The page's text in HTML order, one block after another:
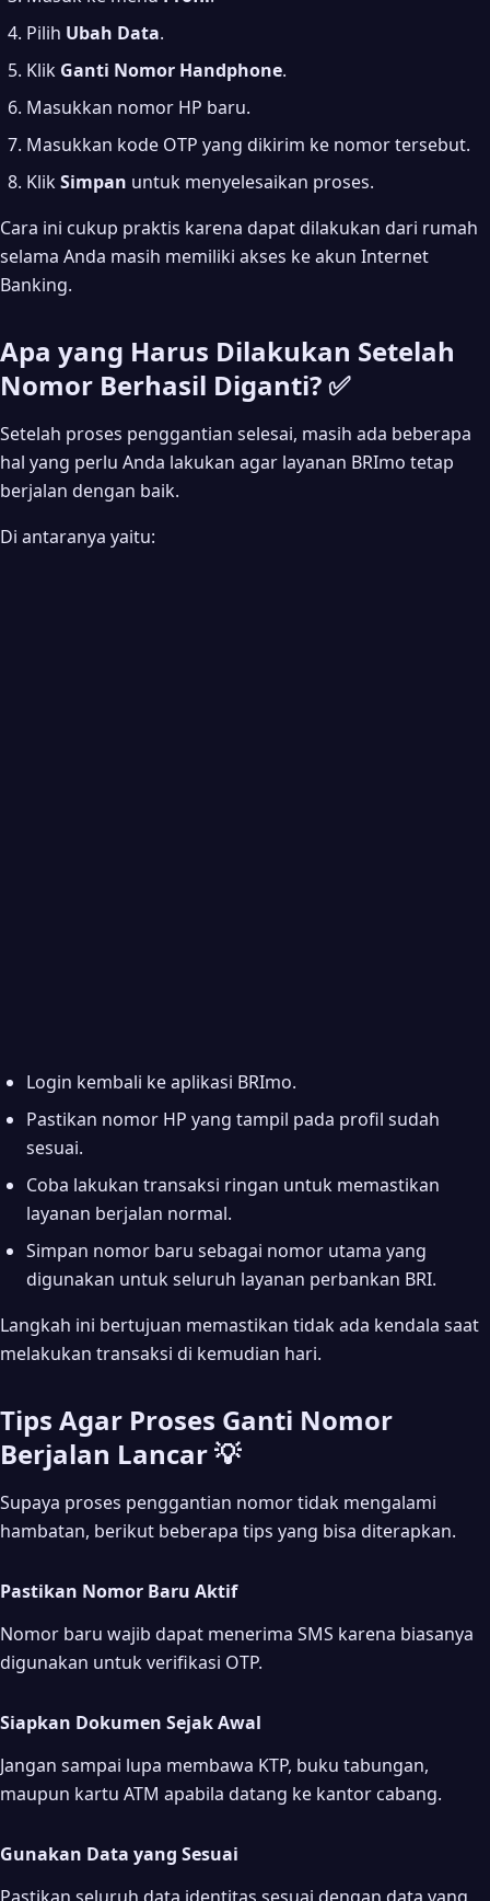
Pilih Ubah Data.
Klik Ganti Nomor Handphone.
Masukkan nomor HP baru.
Masukkan kode OTP yang dikirim ke nomor tersebut.
KlikSimpan untuk menyelesaikan proses.
Cara ini cukup praktis karena dapat dilakukan dari rumah
selama Anda masih memiliki akses ke akun Internet
Banking.
Apa yang Harus Dilakukan Setelah
Nomor Berhasil Diganti? ✅
Setelah proses penggantian selesai, masih ada beberapa
hal yang perlu Anda lakukan agar layanan BRImo tetap
berjalan dengan baik.
Di antaranya yaitu:
Login kembali ke aplikasi BRImo.
Pastikan nomor HP yang tampil pada profil sudah
sesuai.
Coba lakukan transaksi ringan untuk memastikan
layanan berjalan normal.
Simpan nomor baru sebagai nomor utama yang
digunakan untuk seluruh layanan perbankan BRI.
Langkah ini bertujuan memastikan tidak ada kendala saat
melakukan transaksi di kemudian hari.
Tips Agar Proses Ganti Nomor
Berjalan Lancar 💡
Supaya proses penggantian nomor tidak mengalami
hambatan, berikut beberapa tips yang bisa diterapkan.
Pastikan Nomor Baru Aktif
Nomor baru wajib dapat menerima SMS karena biasanya
digunakan untuk verifikasi OTP.
Siapkan Dokumen Sejak Awal
Jangan sampai lupa membawa KTP, buku tabungan,
maupun kartu ATM apabila datang ke kantor cabang.
Gunakan Data yang Sesuai